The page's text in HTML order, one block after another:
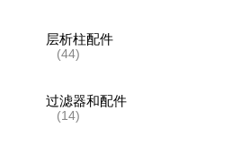
层析柱配件
(44)
过滤器和配件
(14)